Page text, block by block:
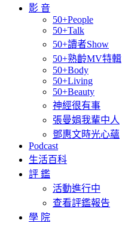
影 音
50+People
50+Talk
50+讀者Show
50+熟齡MV特輯
50+Body
50+Living
50+Beauty
神經很有事
張曼娟我輩中人
鄧惠文時光心蘊
Podcast
生活百科
評 鑑
活動進行中
查看評鑑報告
學 院